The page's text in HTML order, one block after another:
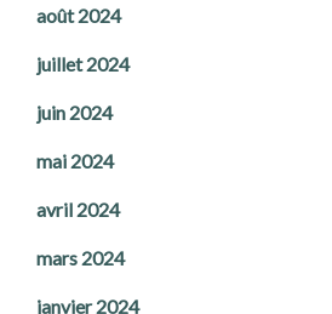
août 2024
juillet 2024
juin 2024
mai 2024
avril 2024
mars 2024
janvier 2024